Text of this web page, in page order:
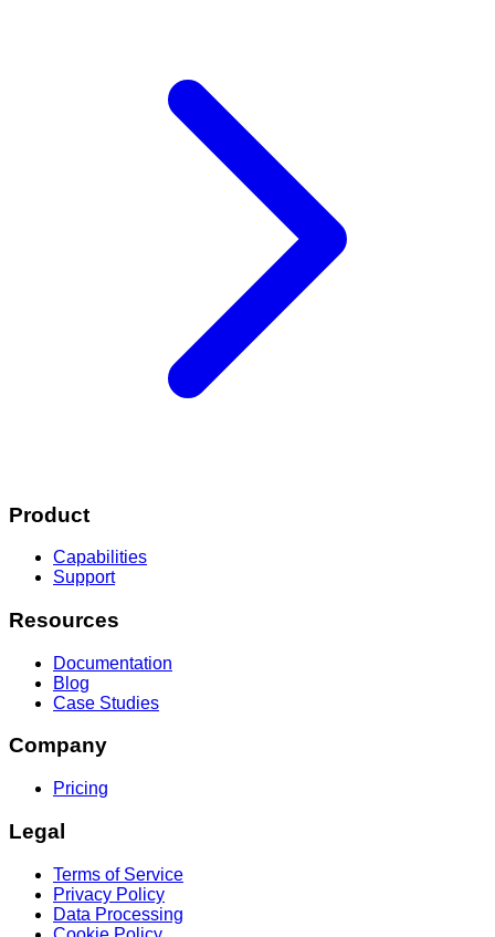
Product
Capabilities
Support
Resources
Documentation
Blog
Case Studies
Company
Pricing
Legal
Terms of Service
Privacy Policy
Data Processing